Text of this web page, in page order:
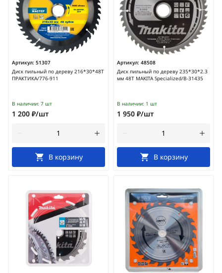
Артикул: 51307
Диск пильный по дереву 216*30*48Т
ПРАКТИКА/776-911
В наличии: 7 шт
1 200 ₽/шт
В корзину
Артикул: 48508
Диск пильный по дереву 235*30*2.3
мм 48Т MAKITA Specialized/B-31435
В наличии: 1 шт
1 950 ₽/шт
В корзину